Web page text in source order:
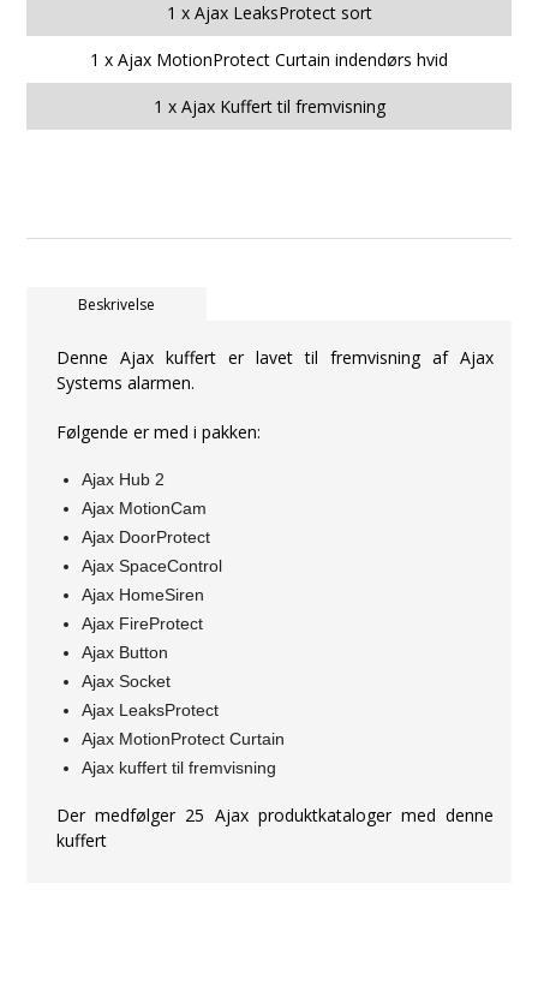
1 x Ajax LeaksProtect sort
1 x Ajax MotionProtect Curtain indendørs hvid
1 x Ajax Kuffert til fremvisning
Beskrivelse
Denne Ajax kuffert er lavet til fremvisning af Ajax
Systems alarmen.
Følgende er med i pakken:
Ajax Hub 2
Ajax MotionCam
Ajax DoorProtect
Ajax SpaceControl
Ajax HomeSiren
Ajax FireProtect
Ajax Button
Ajax Socket
Ajax LeaksProtect
Ajax MotionProtect Curtain
Ajax kuffert til fremvisning
Der medfølger 25 Ajax produktkataloger med denne
kuffert